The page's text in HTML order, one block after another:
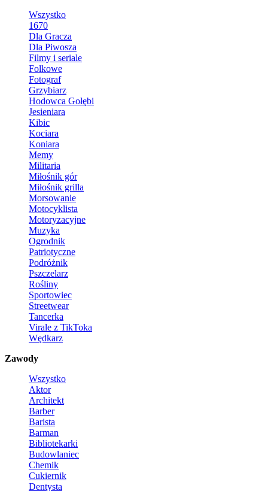
Wszystko
1670
Dla Gracza
Dla Piwosza
Filmy i seriale
Folkowe
Fotograf
Grzybiarz
Hodowca Gołębi
Jesieniara
Kibic
Kociara
Koniara
Memy
Militaria
Miłośnik gór
Miłośnik grilla
Morsowanie
Motocyklista
Motoryzacyjne
Muzyka
Ogrodnik
Patriotyczne
Podróżnik
Pszczelarz
Rośliny
Sportowiec
Streetwear
Tancerka
Virale z TikToka
Wędkarz
Zawody
Wszystko
Aktor
Architekt
Barber
Barista
Barman
Bibliotekarki
Budowlaniec
Chemik
Cukiernik
Dentysta